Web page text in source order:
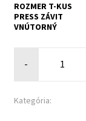
ROZMER T-KUS
PRESS ZÁVIT
VNÚTORNÝ
-
Kategória: